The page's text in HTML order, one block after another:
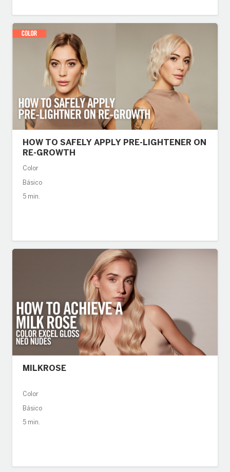
HOW TO SAFELY APPLY PRE-LIGHTENER ON
RE-GROWTH
Color
Básico
5 min.
MILKROSE
Color
Básico
5 min.